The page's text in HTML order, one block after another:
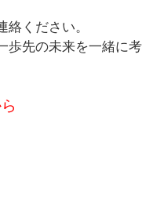
ください。
歩先の未来を一緒に考